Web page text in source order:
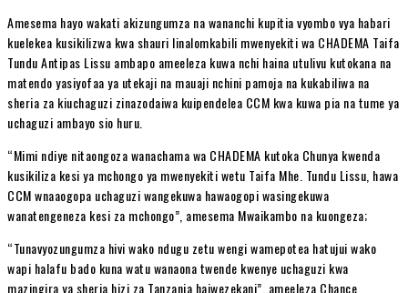
Amesema hayo wakati akizungumza na wananchi kupitia vyombo vya habari
kuelekea kusikilizwa kwa shauri linalomkabili mwenyekiti wa CHADEMA Taifa
Tundu Antipas Lissu ambapo ameeleza kuwa nchi haina utulivu kutokana na
matendo yasiyofaa ya utekaji na mauaji nchini pamoja na kukabiliwa na
sheria za kiuchaguzi zinazodaiwa kuipendelea CCM kwa kuwa pia na tume ya
uchaguzi ambayo sio huru.
“Mimi ndiye nitaongoza wanachama wa CHADEMA kutoka Chunya kwenda
kusikiliza kesi ya mchongo ya mwenyekiti wetu Taifa Mhe. Tundu Lissu, hawa
CCM wnaaogopa uchaguzi wangekuwa hawaogopi wasingekuwa
wanatengeneza kesi za mchongo”, amesema Mwaikambo na kuongeza;
“Tunavyozungumza hivi wako ndugu zetu wengi wamepotea hatujui wako
wapi halafu bado kuna watu wanaona twende kwenye uchaguzi kwa
mazingira ya sheria hizi za Tanzania haiwezekani”, ameeleza Chance